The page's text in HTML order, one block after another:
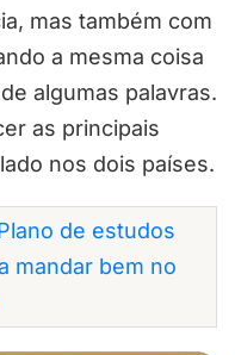
mas também com
a mesma coisa
algumas palavras.
as principais
nos dois países.
de estudos
mandar bem no